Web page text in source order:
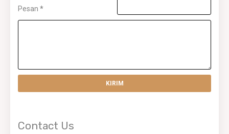
Pesan *
Contact Us